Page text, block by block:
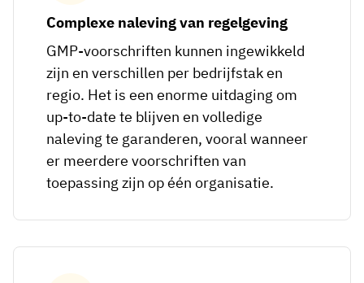
Complexe naleving van regelgeving
GMP-voorschriften kunnen ingewikkeld
zijn en verschillen per bedrijfstak en
regio. Het is een enorme uitdaging om
up-to-date te blijven en volledige
naleving te garanderen, vooral wanneer
er meerdere voorschriften van
toepassing zijn op één organisatie.